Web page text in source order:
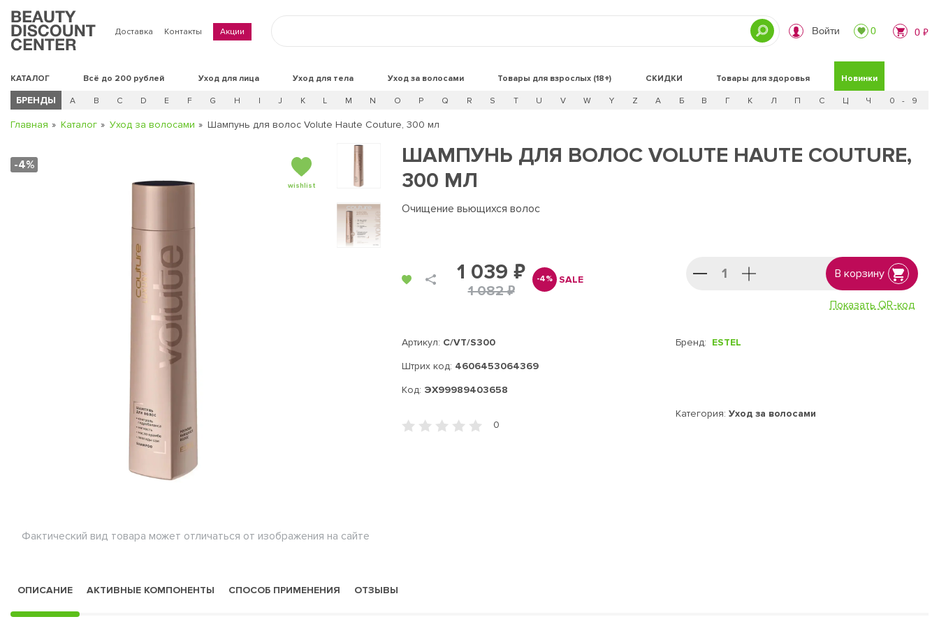
Доставка Контакты Акции Войти 0 0 ₽
КАТАЛОГ Всё до 200 рублей Уход для лица Уход для тела Уход за волосами Товары для взрослых (18+) СКИДКИ Новинки
Товары для здоровья
БРЕНДЫ A B C D E F G H I J K L M N O P Q R S T U V W Y Z А Б В Г К Л П С Ц Ч 0 - 9
Главная Каталог Уход за волосами Шампунь для волос Volute Haute Couture, 300 мл
-4%
wishlist
Фактический вид товара может отличаться от изображения на сайте
ШАМПУНЬ ДЛЯ ВОЛОС VOLUTE HAUTE COUTURE,
300 МЛ
Очищение вьющихся волос
1 039 ₽
1 082 ₽
-4% SALE В корзину
Показать QR-код
Артикул: C/VT/S300
Штрих код: 4606453064369
Код: ЭХ99989403658
Бренд: ESTEL
Категория: Уход за волосами
0
ОПИСАНИЕ АКТИВНЫЕ КОМПОНЕНТЫ СПОСОБ ПРИМЕНЕНИЯ ОТЗЫВЫ